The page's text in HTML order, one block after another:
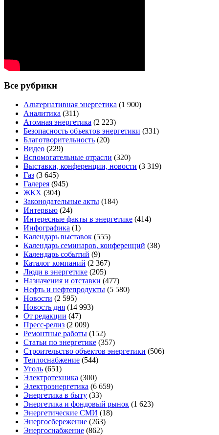
Все рубрики
Альтернативная энергетика (1 900)
Аналитика (311)
Атомная энергетика (2 223)
Безопасность объектов энергетики (331)
Благотворительность (20)
Видео (229)
Вспомогательные отрасли (320)
Выставки, конференции, новости (3 319)
Газ (3 645)
Галерея (945)
ЖКХ (304)
Законодательные акты (184)
Интервью (24)
Интересные факты в энергетике (414)
Инфографика (1)
Календарь выставок (555)
Календарь семинаров, конференций (38)
Календарь событий (9)
Каталог компаний (2 367)
Люди в энергетике (205)
Назначения и отставки (477)
Нефть и нефтепродукты (5 580)
Новости (2 595)
Новость дня (14 993)
От редакции (47)
Пресс-релиз (2 009)
Ремонтные работы (152)
Статьи по энергетике (357)
Строительство объектов энергетики (506)
Теплоснабжение (544)
Уголь (651)
Электротехника (300)
Электроэнергетика (6 659)
Энергетика в быту (33)
Энергетика и фондовый рынок (1 623)
Энергетические СМИ (18)
Энергосбережение (263)
Энергоснабжение (862)